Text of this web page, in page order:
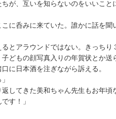
が、互いを知らないのをいいこと
に呑みに来ていた。誰かに話を聞
とアラウンドではない。きっちり
どもの顔写真入りの年賀状とか送
に日本酒を注ぎながら訴える。
してきた美和ちゃん先生もお年頃
す！」